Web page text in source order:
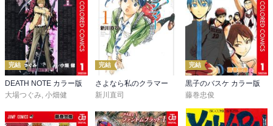
完結
DEATH NOTE カラー版
大場つぐみ, 小畑健
完結
さよなら私のクラマー
新川直司
完結
黒子のバスケ カラー版
藤巻忠俊